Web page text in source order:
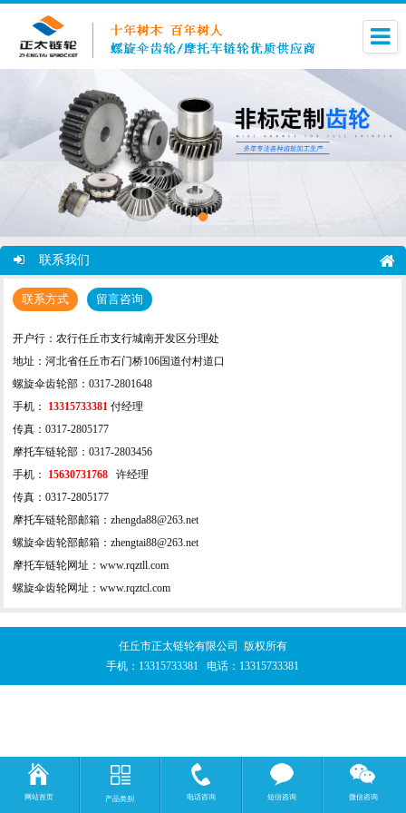
联系我们
联系方式 留言咨询
开户行：农行任丘市支行城南开发区分理处
地址：河北省任丘市石门桥106国道付村道口
螺旋伞齿轮部：0317-2801648
手机：
13315733381 付经理
传真：0317-2805177
摩托车链轮部：0317-2803456
手机：
15630731768
许经理
传真：0317-2805177
摩托车链轮部邮箱：zhengda88@263.net
螺旋伞齿轮部邮箱：zhengtai88@263.net
摩托车链轮网址：www.rqztll.com
螺旋伞齿轮网址：www.rqztcl.com
任丘市正太链轮有限公司 版权所有
手机： 13315733381 电话： 13315733381
网站首页 产品类别 电话咨询 短信咨询 微信咨询